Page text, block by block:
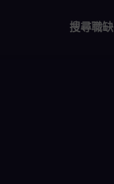
搜尋職缺